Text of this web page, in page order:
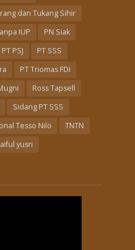
dan Tukang Sihir
IUP
PN Siak
PT PSJ
PT SSS
PT Triomas FDI
Ross Tapsell
Sidang PT SSS
Tesso Nilo
TNTN
yusri